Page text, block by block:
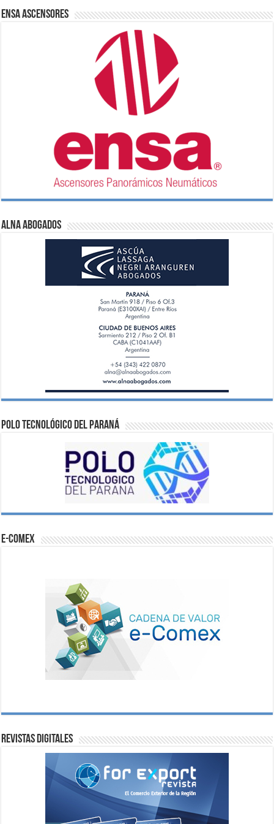
ENSA Ascensores
ALNA Abogados
Polo Tecnológico del Paraná
e-comex
Revistas digitales